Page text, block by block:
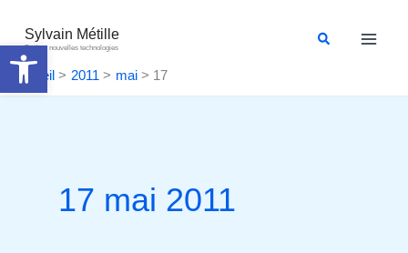
Ouvrir la barre d’outils
contenu
Sylvain Métille
Droit et nouvelles technologies
Rechercher
Accueil 2011 mai 17
17 mai 2011